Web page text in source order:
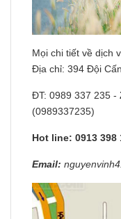
Mọi chi tiết về dịch
​Địa chỉ: 394 Đội
ĐT: 0989 337 235 -
(0989337235)
Hot line: 0913 398
Email: